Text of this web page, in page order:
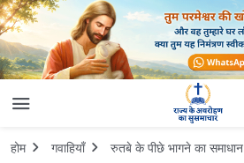
होम गवाहियाँ रुतबे के पीछे भागने का समाधान